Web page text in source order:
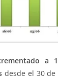
a
desde el 30